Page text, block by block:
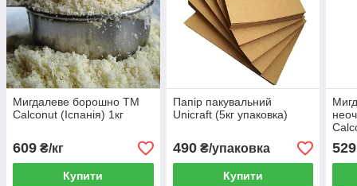
Мигдалеве борошно TM
Calconut (Іспанія) 1кг
609 ₴/кг
Купити
Папір пакувальний
Unicraft (5кг упаковка)
490₴/упаковка
Купити
529